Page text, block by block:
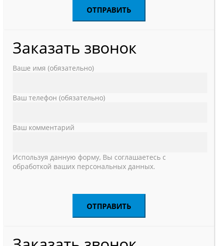
Заказать звонок
Ваше имя (обязательно)
Ваш телефон (обязательно)
Ваш комментарий
Используя данную форму, Вы соглашаетесь с
обработкой ваших персональных данных.